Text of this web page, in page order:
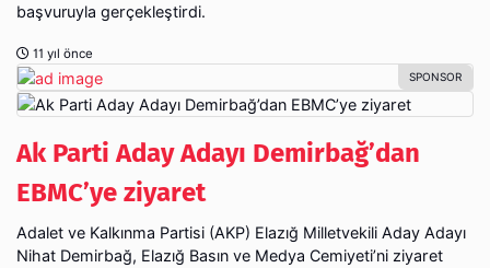
başvuruyla gerçekleştirdi.
11 yıl önce
Ak Parti Aday Adayı Demirbağ’dan
EBMC’ye ziyaret
Adalet ve Kalkınma Partisi (AKP) Elazığ Milletvekili Aday Adayı
Nihat Demirbağ, Elazığ Basın ve Medya Cemiyeti’ni ziyaret